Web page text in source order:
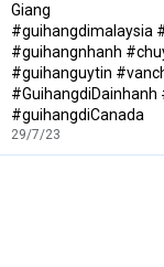
Giang
#guihangdimalaysia
#guihangnhanh
#guihanguytin
#guihangdiCanada
29/7/23